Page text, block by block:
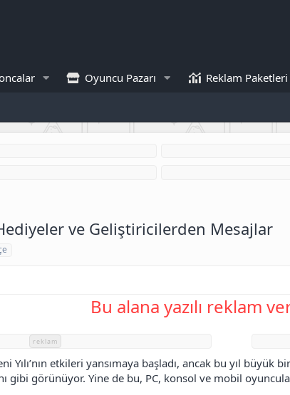
Oyuncu Pazarı Reklam Paketleri
ve Geliştiricilerden Mesajlar
Bu alana yazılı reklam
reklam
Yılı’nın etkileri yansımaya başladı, ancak bu yıl büyük bir
gibi görünüyor. Yine de bu, PC, konsol ve mobil